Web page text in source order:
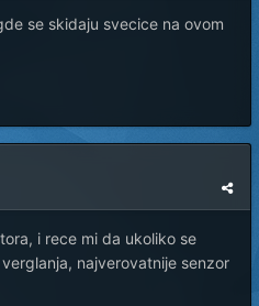
se skidaju svecice na ovom
i rece mi da ukoliko se
najverovatnije senzor